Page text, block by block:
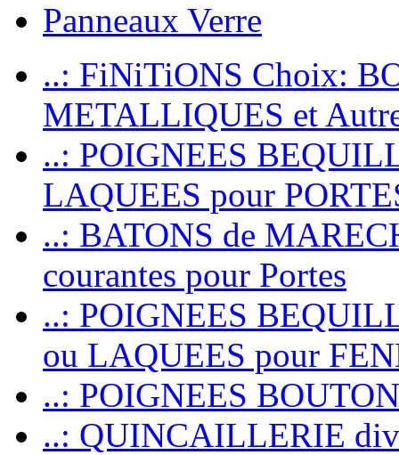
Panneaux Verre
..: FiNiTiONS Choix:
METALLIQUES et
..: POIGNEES
LAQUEES pour
..: BATONS de
courantes pour Portes
..: POIGNEES
ou LAQUEES pour
..: POIGNEES
..: QUINCAILLERIE